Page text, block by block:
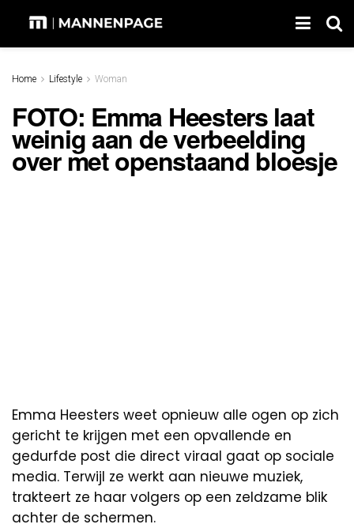
Home Lifestyle Woman
FOTO: Emma Heesters laat
weinig aan de verbeelding
over met openstaand bloesje
Emma Heesters weet opnieuw alle ogen op zich
gericht te krijgen met een opvallende en
gedurfde post die direct viraal gaat op sociale
media. Terwijl ze werkt aan nieuwe muziek,
trakteert ze haar volgers op een zeldzame blik
achter de schermen.